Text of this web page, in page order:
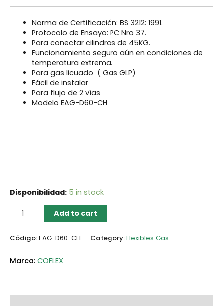
Norma de Certificación: BS 3212: 1991.
Protocolo de Ensayo: PC Nro 37.
Para conectar cilindros de 45KG.
Funcionamiento seguro aún en condiciones de
temperatura extrema.
Para gas licuado ( Gas GLP)
Fácil de instalar
Para flujo de 2 vías
Modelo EAG-D60-CH
Disponibilidad: 5 in stock
Add to cart
Código:EAG-D60-CH Category:Flexibles Gas
COFLEX